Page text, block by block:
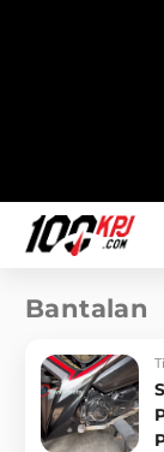
Bantalan